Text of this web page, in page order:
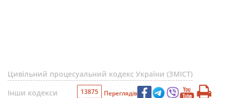
Цивільний процесуальний кодекс України (ЗМІСТ)
Інши кодекси
13875 Переглядів